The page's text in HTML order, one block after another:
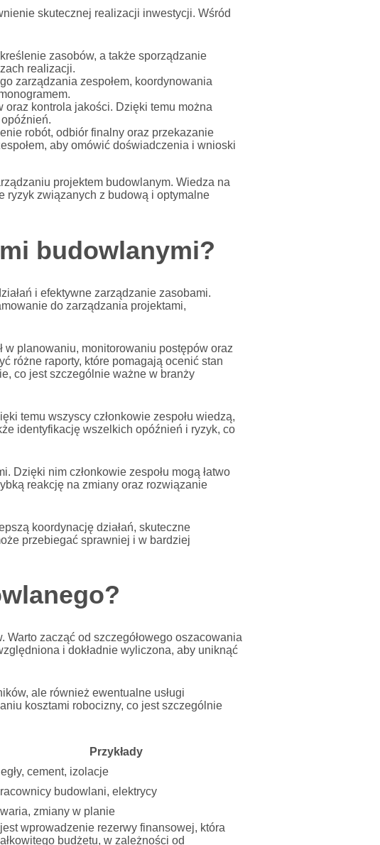
skutecznej realizacji inwestycji. Wśród
zasobów, a także sporządzanie
realizacji.
zarządzania zespołem, koordynowania
kontrola jakości. Dzięki temu można
robót, odbiór finalny oraz przekazanie
aby omówić doświadczenia i wnioski
projektem budowlanym. Wiedza na
ryzyk związanych z budową i optymalne
budowlanymi?
i efektywne zarządzanie zasobami.
do zarządzania projektami,
w planowaniu, monitorowaniu postępów oraz
różne raporty, które pomagają ocenić stan
co jest szczególnie ważne w branży
temu wszyscy członkowie zespołu wiedzą,
identyfikację wszelkich opóźnień i ryzyk, co
Dzięki nim członkowie zespołu mogą łatwo
reakcję na zmiany oraz rozwiązanie
koordynację działań, skuteczne
przebiegać sprawniej i w bardziej
zacząć od szczegółowego oszacowania
i dokładnie wyliczona, aby uniknąć
ale również ewentualne usługi
kosztami robocizny, co jest szczególnie
Przykłady
cement, izolacje
budowlani, elektrycy
zmiany w planie
wprowadzenie rezerwy finansowej, która
budżetu, w zależności od